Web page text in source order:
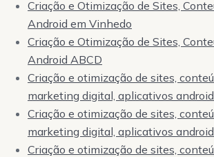
Criação e Otimização de Sites,
Android em Vinhedo
Criação e Otimização de Sites,
Android ABCD
Criação e otimização de sites,
marketing digital, aplicativos
Criação e otimização de sites,
marketing digital, aplicativos
Criação e otimização de sites,